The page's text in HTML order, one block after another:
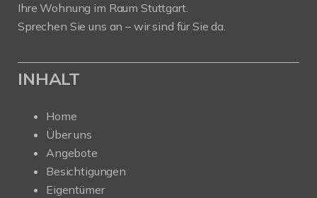
Ihre Wohnung im Raum Stuttgart.
Sprechen Sie uns an – wir sind für Sie da.
INHALT
Home
Über uns
Angebote
Besichtigungen
Eigentümer